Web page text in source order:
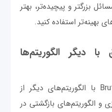
بزرگتر و پیچیده‌تر، بهتر
بهینه‌تر استفاده کنید.
با دیگر الگوریتم‌ها
تفاوت الگوریتم Brute Force با الگوریتم‌های دیگر از
و الگوریتم‌های بازگشتی در